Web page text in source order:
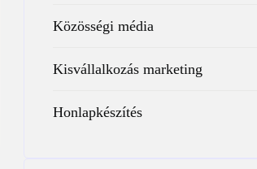
Közösségi média
Kisvállalkozás marketing
Honlapkészítés